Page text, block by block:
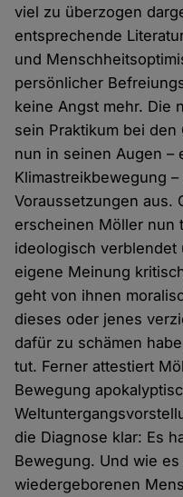
viel zu überzogen
entsprechende
und
persönlicher
keine Angst mehr. Die
sein Praktikum bei
nun in seinen Augen –
Klimastreikbewegung
Voraussetzungen aus.
erscheinen Möller nun
ideologisch verblendet
eigene Meinung
geht von ihnen
dieses oder jenes
dafür zu schämen
tut. Ferner attestiert
Bewegung
die Diagnose klar: Es
Bewegung. Und wie
wiedergeborenen